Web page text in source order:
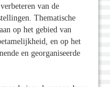
van de
Thematische
op het gebied van
en op het
en georganiseerde